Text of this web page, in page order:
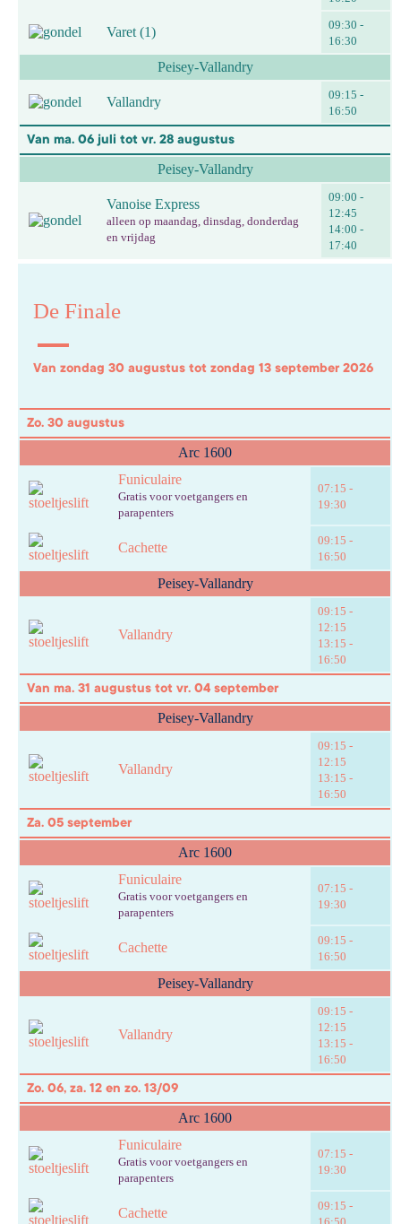
Varet (1)
09:30 -
16:30
Peisey-Vallandry
Vallandry
09:15 -
16:50
Van ma. 06 juli tot vr. 28 augustus
Peisey-Vallandry
Vanoise Express
alleen op maandag, dinsdag, donderdag
en vrijdag
09:00 -
12:45
14:00 -
17:40
De Finale
Van zondag 30 augustus tot zondag 13 september 2026
Zo. 30 augustus
Arc 1600
Funiculaire
Gratis voor voetgangers en
parapenters
07:15 -
19:30
Cachette
09:15 -
16:50
Peisey-Vallandry
Vallandry
09:15 -
12:15
13:15 -
16:50
Van ma. 31 augustus tot vr. 04 september
Peisey-Vallandry
Vallandry
09:15 -
12:15
13:15 -
16:50
Za. 05 september
Arc 1600
Funiculaire
Gratis voor voetgangers en
parapenters
07:15 -
19:30
Cachette
09:15 -
16:50
Peisey-Vallandry
Vallandry
09:15 -
12:15
13:15 -
16:50
Zo. 06, za. 12 en zo. 13/09
Arc 1600
Funiculaire
Gratis voor voetgangers en
parapenters
07:15 -
19:30
Cachette
09:15 -